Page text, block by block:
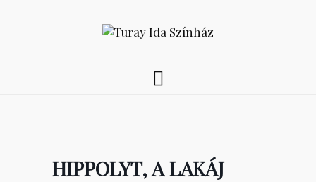
HIPPOLYT, A LAKÁJ